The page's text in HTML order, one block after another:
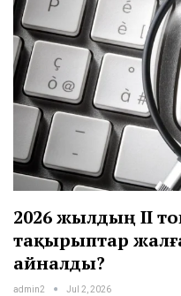
2026 жылдың ІІ
тақырыптар
айналды?
admin2 Jul 2, 2026